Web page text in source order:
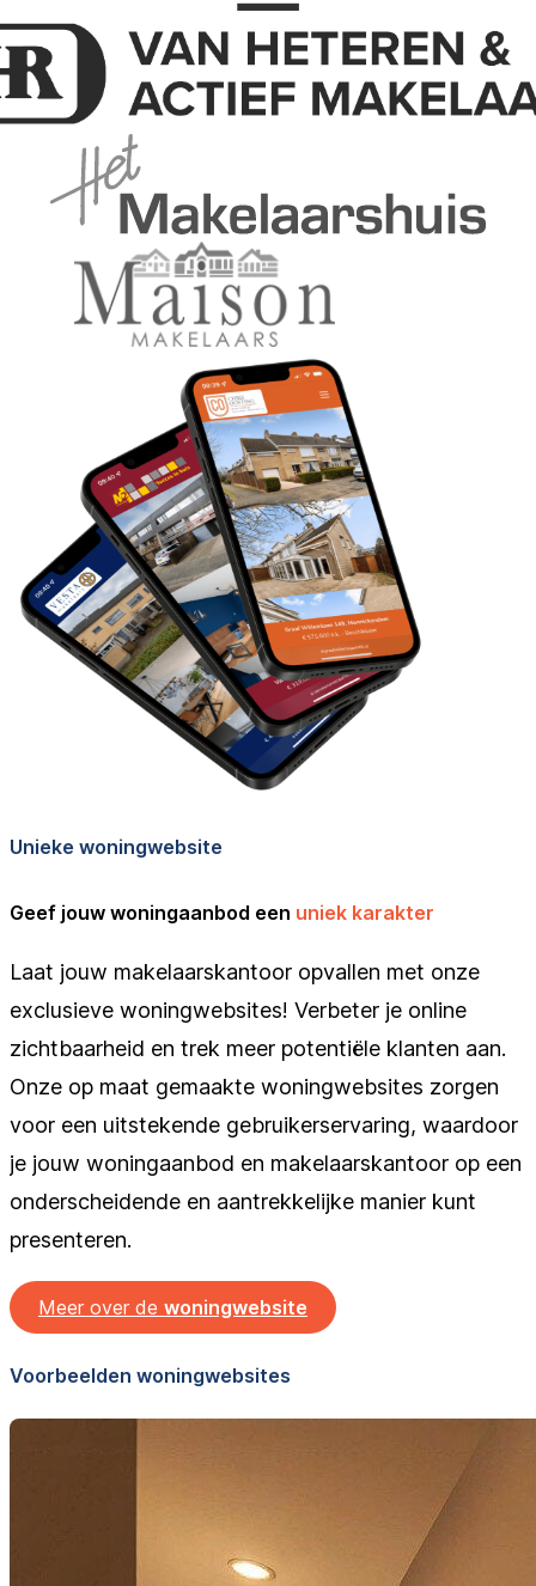
Unieke woningwebsite
Geef jouw woningaanbod een uniek karakter
Laat jouw makelaarskantoor opvallen met onze
exclusieve woningwebsites! Verbeter je online
zichtbaarheid en trek meer potentiële klanten aan.
Onze op maat gemaakte woningwebsites zorgen
voor een uitstekende gebruikerservaring, waardoor
je jouw woningaanbod en makelaarskantoor op een
onderscheidende en aantrekkelijke manier kunt
presenteren.
Meer over de woningwebsite
Voorbeelden woningwebsites